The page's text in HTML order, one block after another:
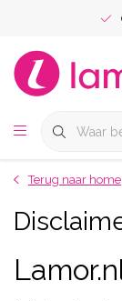
Terug naar home